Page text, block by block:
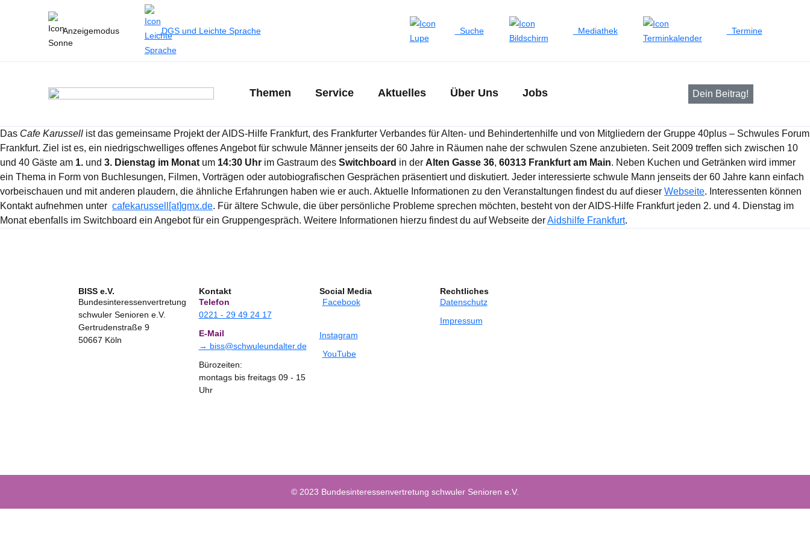
Anzeigemodus DGS und Leichte Sprache Suche Mediathek Termine
Themen Service Aktuelles Über Uns Jobs Dein Beitrag!
Das Cafe Karussell ist das gemeinsame Projekt der AIDS-Hilfe Frankfurt, des Frankfurter Verbandes für Alten- und Behindertenhilfe und von Mitgliedern der Gruppe 40plus – Schwules Forum
Frankfurt. Ziel ist es, ein niedrigschwelliges offenes Angebot für schwule Männer jenseits der 60 Jahre in Räumen nahe der schwulen Szene anzubieten. Seit 2009 treffen sich zwischen 10
und 40 Gäste am 1. und 3. Dienstag im Monat um 14:30 Uhr im Gastraum des Switchboard in der Alten Gasse 36, 60313 Frankfurt am Main. Neben Kuchen und Getränken wird immer
ein Thema in Form von Buchlesungen, Filmen, Vorträgen oder autobiografischen Gesprächen präsentiert und diskutiert. Jeder interessierte schwule Mann jenseits der 60 Jahre kann einfach
vorbeischauen und mit anderen plaudern, die ähnliche Erfahrungen haben wie er auch. Aktuelle Informationen zu den Veranstaltungen findest du auf dieser Webseite. Interessenten können
Kontakt aufnehmen unter cafekarussell[at]gmx.de. Für ältere Schwule, die über persönliche Probleme sprechen möchten, besteht von der AIDS-Hilfe Frankfurt jeden 2. und 4. Dienstag im
Monat ebenfalls im Switchboard ein Angebot für ein Gruppengespräch. Weitere Informationen hierzu findest du auf Webseite derAidshilfe Frankfurt.
BISS e.V.
Bundesinteressenvertretung
schwuler Senioren e.V.
Gertrudenstraße 9
50667 Köln
Kontakt
Telefon
0221 - 29 49 24 17
E-Mail
→ biss@schwuleundalter.de
Bürozeiten:
montags bis freitags 09 - 15
Uhr
Social Media
Facebook
Instagram
YouTube
Rechtliches
Datenschutz
Impressum
© 2023 Bundesinteressenvertretung schwuler Senioren e.V.